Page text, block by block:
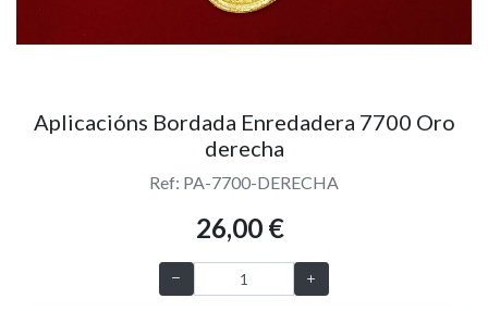
Aplicacións Bordada Enredadera 7700 Oro
derecha
Ref: PA-7700-DERECHA
26,00 €